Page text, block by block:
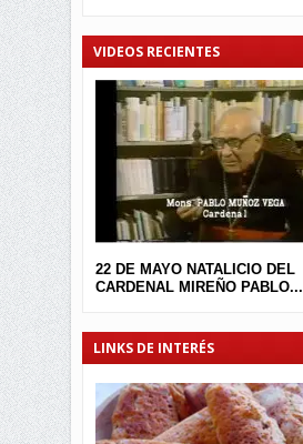
VIDEOS RECIENTES
22 DE MAYO NATALICIO DEL
CARDENAL MIREÑO PABLO...
LINKS DE INTERÉS